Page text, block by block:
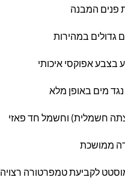
פנים המבנה
גדולים במהירות
אפוקסי איכותי
מים באופן מלא
חשמלית) וחשמל חד פאזי
ממושכת
לקביעת טמפרטורה רצויה